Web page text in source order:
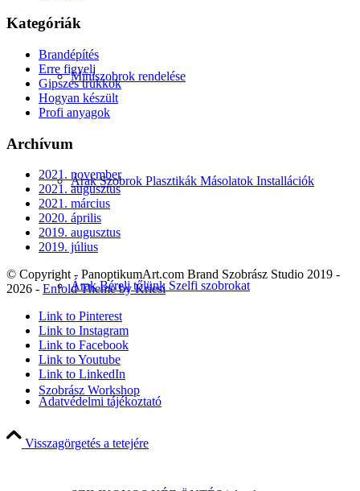
Miniszobrok rendelése
Árak Szobrok Plasztikák Másolatok Installációk
Árak Bérelj tőlünk Szelfi szobrokat
Szobrász Workshop
Kategóriák
Brandépítés
Erre figyelj
Gipszes trükkök
Hogyan készült
Profi anyagok
Archívum
2021. november
2021. augusztus
2021. március
2020. április
2019. augusztus
2019. július
© Copyright - PanoptikumArt.com Brand Szobrász Studio 2019 -
2026 - Enfold Theme by Kriesi
Link to Pinterest
Link to Instagram
Link to Facebook
Link to Youtube
Link to LinkedIn
Adatvédelmi tájékoztató
Visszagörgetés a tetejére